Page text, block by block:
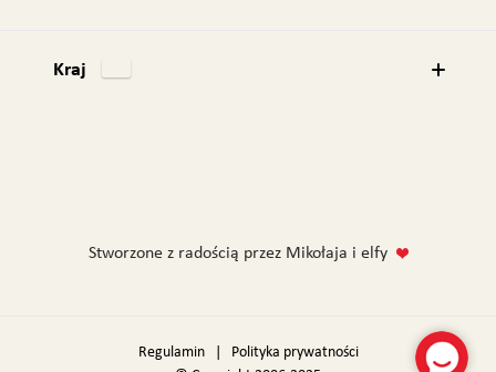
Kraj
Stworzone z radością przez Mikołaja i elfy
Regulamin| Polityka prywatności